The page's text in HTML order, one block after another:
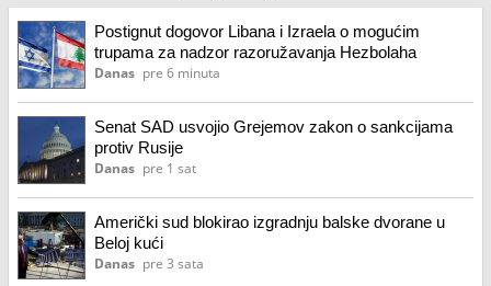
Postignut dogovor Libana i Izraela o mogućim
trupama za nadzor razoružavanja Hezbolaha
Danas pre 6 minuta
Senat SAD usvojio Grejemov zakon o sankcijama
protiv Rusije
Danas pre 1 sat
Američki sud blokirao izgradnju balske dvorane u
Beloj kući
Danas pre 3 sata